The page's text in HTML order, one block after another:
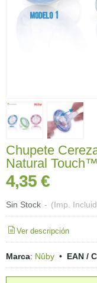
Chupete
Natural Touch™
4,35 €
Sin Stock - (Imp.
Ver descripción
Marca: Nûby • EAN /